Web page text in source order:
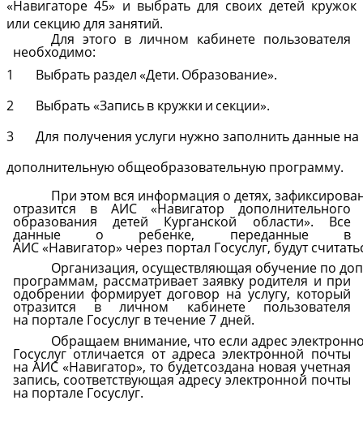
«Навигаторе 45» и выбрать для своих детей кружок
или секцию для занятий.
Для этого в личном кабинете пользователя
необходимо:
1
Выбрать раздел«Дети. Образование».
2
Выбрать«Записьв кружки и секции».
3
Для получения услуги нужно заполнитьданные на
дополнительную общеобразовательную программу.
При этом вся информация о детях,
отразится в АИС «Навигатор дополнительного
образования детей Курганской области». Все
данные о ребенке, переданные в
АИС«Навигатор» через портал Госуслуг, будут
Организация, осуществляющая обучение по
программам, рассматривает заявку родителя и при
одобрении формирует договор на услугу, который
отразится в личном кабинете пользователя
на портале Госуслуг втечение7 дней.
Обращаем внимание, что если адрес
Госуслуг отличается от адреса электронной почты
на АИС «Навигатор», то будетсоздана новая учетная
запись, соответствующая адресу электронной почты
на портале Госуслуг.